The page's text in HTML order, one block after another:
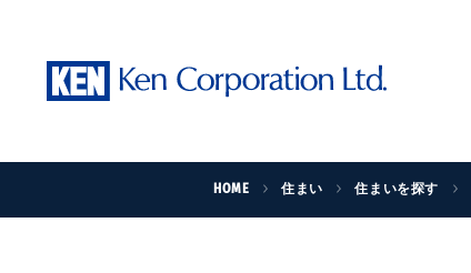
HOME 住まい 住まいを探す